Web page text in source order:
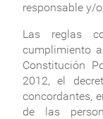
responsable y/
Las reglas
cumplimiento
Constitución
2012, el
concordantes,
de las